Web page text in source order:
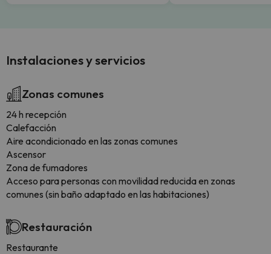
Instalaciones y servicios
Zonas comunes
24 h recepción
Calefacción
Aire acondicionado en las zonas comunes
Ascensor
Zona de fumadores
Acceso para personas con movilidad reducida en zonas
comunes (sin baño adaptado en las habitaciones)
Restauración
Restaurante